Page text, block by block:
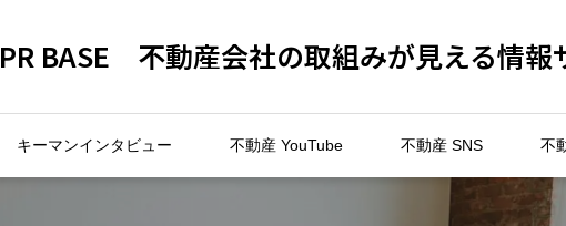
PR BASE 不動産会社の取組みが見える情報
キーマンインタビュー 不動産 YouTube 不動産 SNS 不